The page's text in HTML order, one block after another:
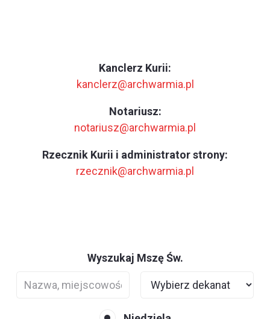
Kanclerz Kurii:
kanclerz@archwarmia.pl
Notariusz:
notariusz@archwarmia.pl
Rzecznik Kurii i administrator strony:
rzecznik@archwarmia.pl
Wyszukaj Mszę Św.